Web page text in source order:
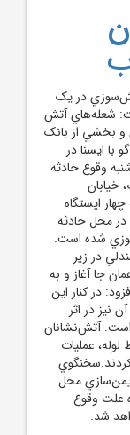
در يک
شعله‌هاي آتش
و بخشي از بانک
ايسنا در
ساعت 11:09 ديروز يکشنبه وقوع حادثه
خيابان
چهار ايستگاه
محل حادثه
شده است.
در زير
جا آغاز و به
در کنار اين
نيز در اثر
آتش‌نشانان
عمليات
ايمن‌سازي محل
علت وقوع
شد.